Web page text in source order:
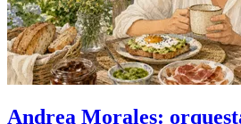
Andrea Morales: